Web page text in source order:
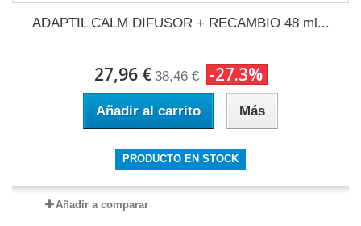
ADAPTIL CALM DIFUSOR + RECAMBIO 48 ml...
27,96 € 38,46 € -27.3%
Añadir al carrito Más
PRODUCTO EN STOCK
Añadir a comparar